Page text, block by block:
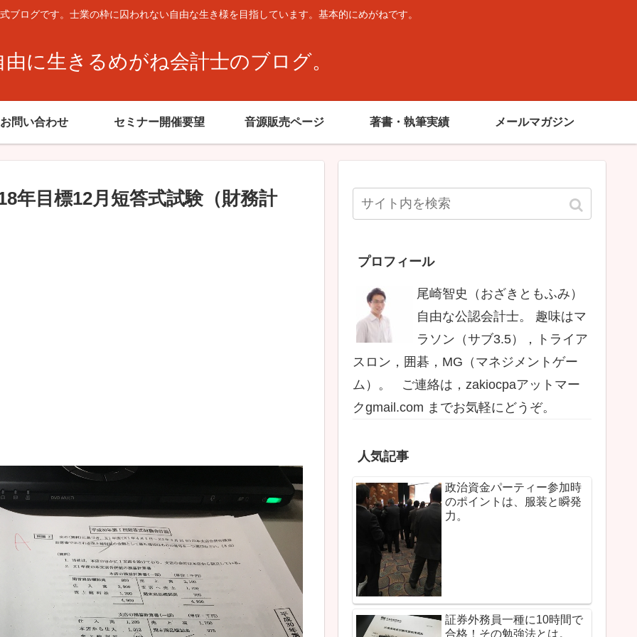
ログです。士業の枠に囚われない自由な生き様を目指しています。基本的にめがねです。
由に生きるめがね会計士のブログ。
お問い合わせ セミナー開催要望 音源販売ページ 著書・執筆実績 メールマガジン
年目標12月短答式試験（財務計
プロフィール
尾崎智史（おざきともふみ）
自由な公認会計士。 趣味はマ
ラソン（サブ3.5），トライア
スロン，囲碁，MG（マネジメントゲー
ム）。 ご連絡は，zakiocpaアットマー
クgmail.com までお気軽にどうぞ。
人気記事
政治資金パーティー参加時
のポイントは、服装と瞬発
力。
証券外務員一種に10時間で
合格！その勉強法とは。